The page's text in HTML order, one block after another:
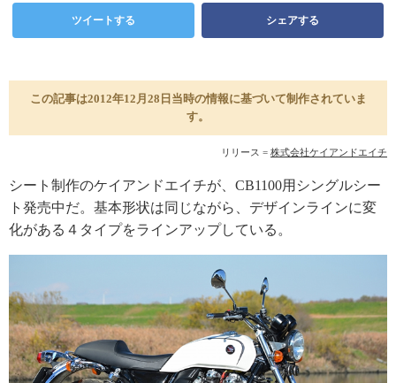
ツイートする シェアする
この記事は2012年12月28日当時の情報に基づいて制作されていま
す。
リリース = 株式会社ケイアンドエイチ
シート制作のケイアンドエイチが、CB1100用シングルシー
ト発売中だ。基本形状は同じながら、デザインラインに変
化がある４タイプをラインアップしている。